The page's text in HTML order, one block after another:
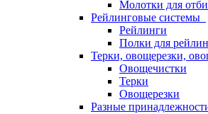
Молотки для
Рейлинговые системы
Рейлинги
Полки для
Терки, овощерезки,
Овощечистки
Терки
Овощерезки
Разные